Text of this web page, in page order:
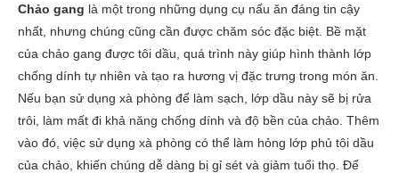
Chảo gang là một trong những dụng cụ nấu ăn đáng tin cậy
nhất, nhưng chúng cũng cần được chăm sóc đặc biệt. Bề mặt
của chảo gang được tôi dầu, quá trình này giúp hình thành lớp
chống dính tự nhiên và tạo ra hương vị đặc trưng trong món ăn.
Nếu bạn sử dụng xà phòng để làm sạch, lớp dầu này sẽ bị rửa
trôi, làm mất đi khả năng chống dính và độ bền của chảo. Thêm
vào đó, việc sử dụng xà phòng có thể làm hỏng lớp phủ tôi dầu
của chảo, khiến chúng dễ dàng bị gỉ sét và giảm tuổi thọ. Để